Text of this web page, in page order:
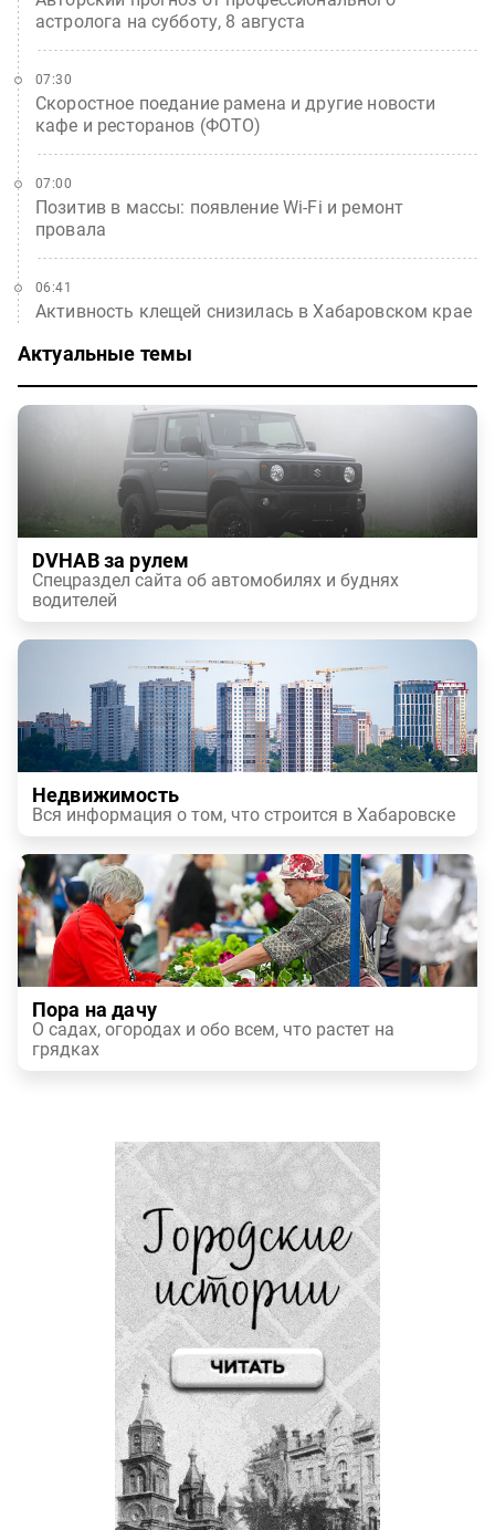
астролога на субботу, 8 августа
Скоростное поедание рамена и другие новости
кафе и ресторанов (ФОТО)
07:30
Позитив в массы: появление Wi-Fi и ремонт
провала
07:00
Активность клещей снизилась в Хабаровском крае
06:41
Актуальные темы
DVHAB за рулем
Спецраздел сайта об автомобилях и буднях
водителей
Недвижимость
Вся информация о том, что строится в Хабаровске
Пора на дачу
О садах, огородах и обо всем, что растет на
грядках